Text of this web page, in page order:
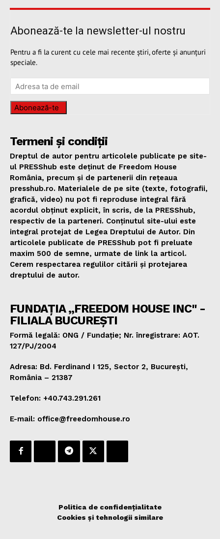
Abonează-te la newsletter-ul nostru
Pentru a fi la curent cu cele mai recente știri, oferte și anunțuri
speciale.
Abonează-te
Termeni și condiții
Dreptul de autor pentru articolele publicate pe site-
ul PRESShub este deținut de Freedom House
România, precum și de partenerii din rețeaua
presshub.ro. Materialele de pe site (texte, fotografii,
grafică, video) nu pot fi reproduse integral fără
acordul obținut explicit, în scris, de la PRESShub,
respectiv de la parteneri. Conținutul site-ului este
integral protejat de Legea Dreptului de Autor. Din
articolele publicate de PRESShub pot fi preluate
maxim 500 de semne, urmate de link la articol.
Cerem respectarea regulilor citării și protejarea
dreptului de autor.
FUNDAȚIA „FREEDOM HOUSE INC" -
FILIALA BUCUREȘTI
Formă legală: ONG / Fundație; Nr. înregistrare: AOT.
127/PJ/2004
Adresa: Bd. Ferdinand I 125, Sector 2, București,
România – 21387
Telefon: +40.743.291.261
E-mail: office@freedomhouse.ro
Politica de confidențialitate
Cookies și tehnologii similare